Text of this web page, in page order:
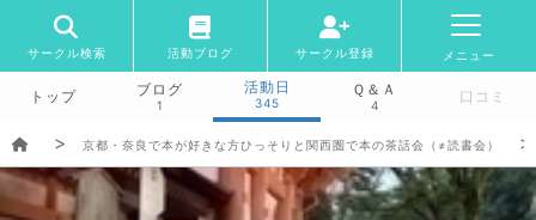
サークル検索 活動ブログ サークル登録 メニュー
トップ ブログ
1
活動日
345
Ｑ＆Ａ
4 口コミ
京都・奈良で本が好きな方ひっそりと関西圏で本の茶話会（≠読書会）